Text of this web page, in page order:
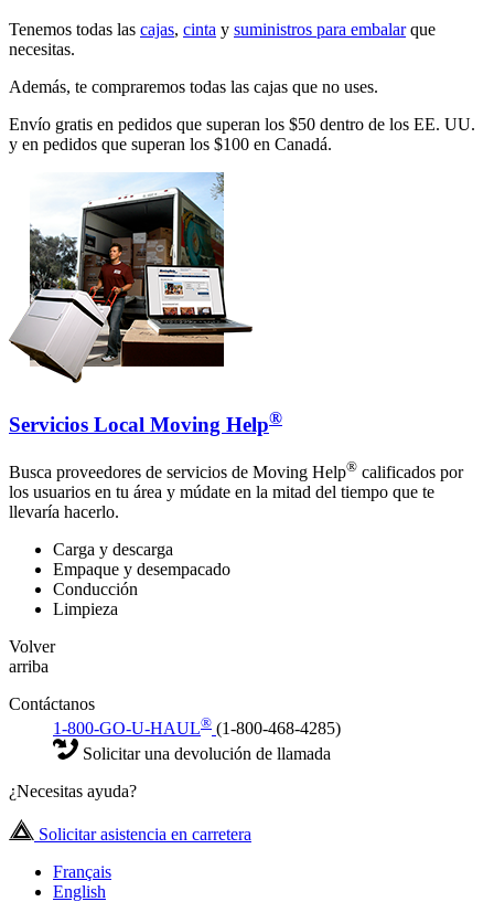
Tenemos todas las cajas, cinta y suministros para embalarque
necesitas.
Además, te compraremos todas las cajas que no uses.
Envío gratis en pedidos que superan los $50 dentro de los EE. UU.
y en pedidos que superan los $100 en Canadá.
Servicios Local Moving Help®
Busca proveedores de servicios de Moving Help® calificados por
los usuarios en tu área y múdate en la mitad del tiempo que te
llevaría hacerlo.
Carga y descarga
Empaque y desempacado
Conducción
Limpieza
Volver
arriba
Contáctanos
1-800-GO-U-HAUL® (1-800-468-4285)
Solicitar una devolución de llamada
¿Necesitas ayuda?
Solicitar asistencia en carretera
Français
English